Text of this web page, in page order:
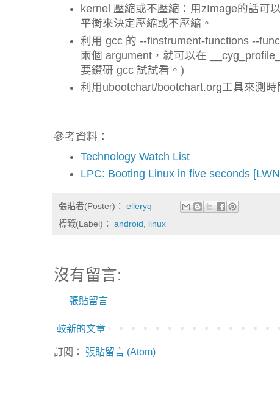
kernel 壓縮或不壓縮：用zImage的話可
平衡來決定壓縮或不壓縮。
利用 gcc 的 --finstrument-functions --
兩個 argument，就可以在
要鑽研 gcc 試試看。)
利用ubootchart/bootchart.org工具來測時
參考資料：
Technology Watch List
LPC: Booting Linux in five seconds
張貼者(Poster)： elleryq
標籤(Label)： android, linux
沒有留言:
張貼留言
較新的文章
訂閱： 張貼留言 (Atom)